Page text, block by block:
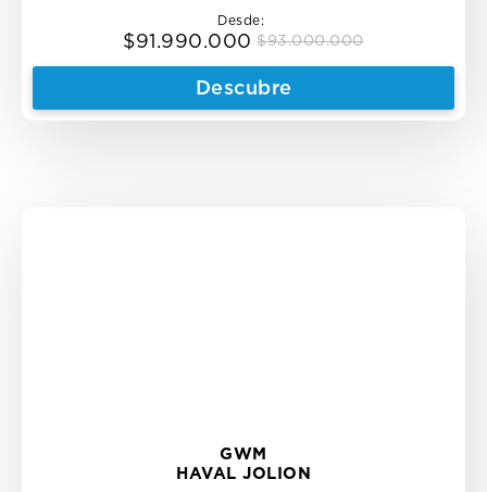
Desde:
$93.000.000
Original
price
$93.000.000.
$91.990.000
Current
price
$91.990.000.
Descubre
GWM
HAVAL JOLION